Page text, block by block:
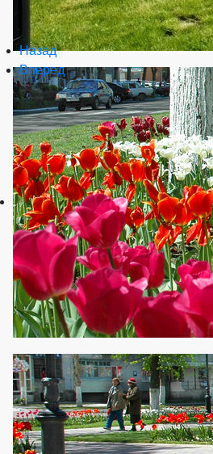
Назад
Вперед